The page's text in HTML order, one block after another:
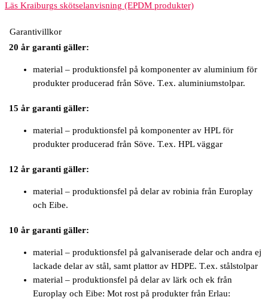
Läs Kraiburgs skötselanvisning (EPDM produkter)
Garantivillkor
20 år garanti gäller:
material – produktionsfel på komponenter av aluminium för
produkter producerad från Söve. T.ex. aluminiumstolpar.
15 år garanti gäller:
material – produktionsfel på komponenter av HPL för
produkter producerad från Söve. T.ex. HPL väggar
12 år garanti gäller:
material – produktionsfel på delar av robinia från Europlay
och Eibe.
10 år garanti gäller:
material – produktionsfel på galvaniserade delar och andra ej
lackade delar av stål, samt plattor av HDPE. T.ex. stålstolpar
material – produktionsfel på delar av lärk och ek från
Europlay och Eibe: Mot rost på produkter från Erlau: